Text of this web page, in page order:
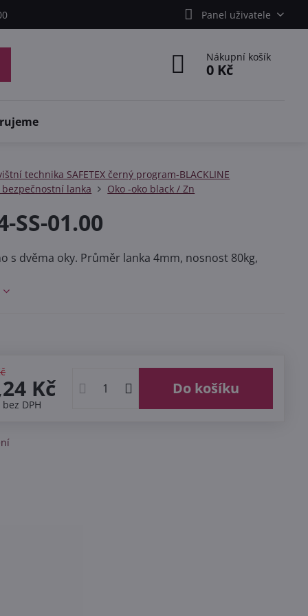
Panel uživatele
Nákupní košík
0 Kč
technika SAFETEX černý program-BLACKLINE
bezpečnostní lanka
Oko -oko black / Zn
SS-01.00
s dvěma oky. Průměr lanka 4mm, nosnost 80kg,
Kč
bez DPH
Do košíku